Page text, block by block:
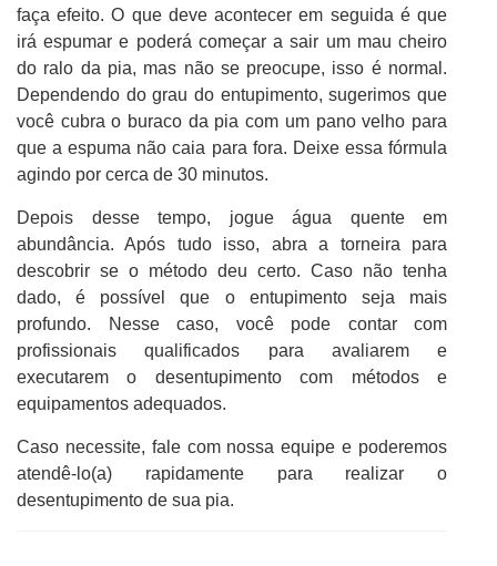
faça efeito. O que deve acontecer em seguida é que
irá espumar e poderá começar a sair um mau cheiro
do ralo da pia, mas não se preocupe, isso é normal.
Dependendo do grau do entupimento, sugerimos que
você cubra o buraco da pia com um pano velho para
que a espuma não caia para fora. Deixe essa fórmula
agindo por cerca de 30 minutos.
Depois desse tempo, jogue água quente em
abundância. Após tudo isso, abra a torneira para
descobrir se o método deu certo. Caso não tenha
dado, é possível que o entupimento seja mais
profundo. Nesse caso, você pode contar com
profissionais qualificados para avaliarem e
executarem o desentupimento com métodos e
equipamentos adequados.
Caso necessite, fale com nossa equipe e poderemos
atendê-lo(a) rapidamente para realizar o
desentupimento de sua pia.